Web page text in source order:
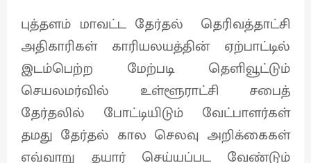
புத்தளம் மாவட்ட தேர்தல் தெரிவத்தாட்சி
அதிகாரிகள் காரியலயத்தின் ஏற்பாட்டில்
இடம்பெற்ற மேற்படி தெளிவூட்டும்
செயலமர்வில் உள்ளூராட்சி சபைத்
தேர்தலில் போட்டியிடும் வேட்பாளர்கள்
தமது தேர்தல் கால செலவு அறிக்கைகள்
எவ்வாறு தயார் செய்யப்பட வேண்டும்